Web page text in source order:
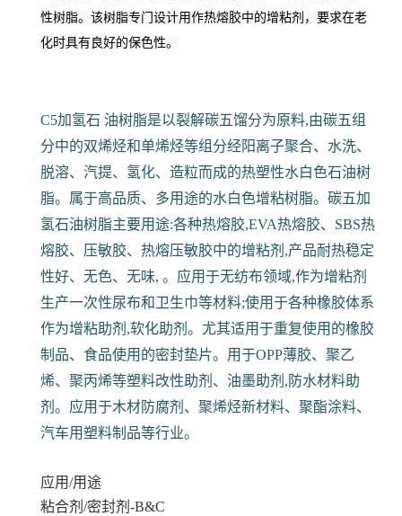
性树脂。 该树脂专门设计用作热熔胶中的增粘剂，要求在老
化时具有良好的保色性。
C5加氢石 油树脂是以裂解碳五馏分为原料,由碳五组
分中的双烯烃和单烯烃等组分经阳离子聚合、水洗、
脱溶、汽提、氢化、造粒而成的热塑性水白色石油树
脂。属于高品质、多用途的水白色增粘树脂。碳五加
氢石油树脂主要用途:各种热熔胶,EVA热熔胶、SBS热
熔胶、压敏胶、热熔压敏胶中的增粘剂,产品耐热稳定
性好、无色、无味, 。应用于无纺布领域,作为增粘剂
生产一次性尿布和卫生巾等材料;使用于各种橡胶体系
作为增粘助剂,软化助剂。尤其适用于重复使用的橡胶
制品、食品使用的密封垫片。用于OPP薄胶、聚乙
烯、聚丙烯等塑料改性助剂、油墨助剂,防水材料助
剂。应用于木材防腐剂、聚烯烃新材料、聚酯涂料、
汽车用塑料制品等行业。
应用/用途
粘合剂/密封剂-B&C